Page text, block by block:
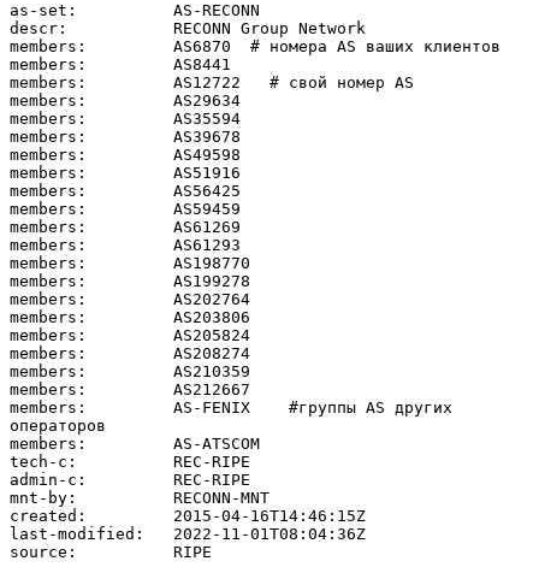
as-set:          AS-RECONN
descr:           RECONN Group Network
members:         AS6870  # номера AS ваших клиентов
members:         AS8441
members:         AS12722   # свой номер AS
members:         AS29634
members:         AS35594
members:         AS39678
members:         AS49598
members:         AS51916
members:         AS56425
members:         AS59459
members:         AS61269
members:         AS61293
members:         AS198770
members:         AS199278
members:         AS202764
members:         AS203806
members:         AS205824
members:         AS208274
members:         AS210359
members:         AS212667
members:         AS-FENIX    #группы AS других
операторов
members:         AS-ATSCOM
tech-c:          REC-RIPE
admin-c:         REC-RIPE
mnt-by:          RECONN-MNT
created:         2015-04-16T14:46:15Z
last-modified:   2022-11-01T08:04:36Z
source:          RIPE